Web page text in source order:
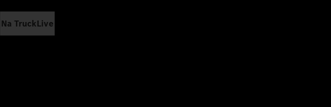
Na TruckLive